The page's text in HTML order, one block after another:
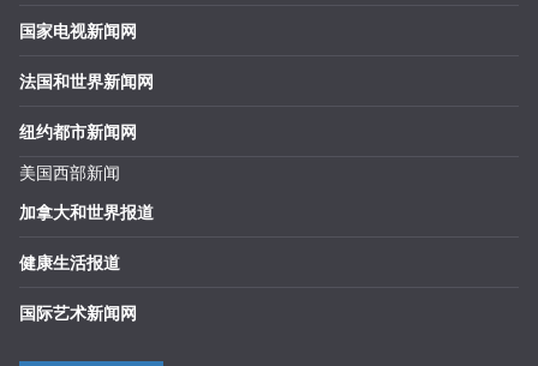
国家电视新闻网
法国和世界新闻网
纽约都市新闻网
美国西部新闻
加拿大和世界报道
健康生活报道
国际艺术新闻网